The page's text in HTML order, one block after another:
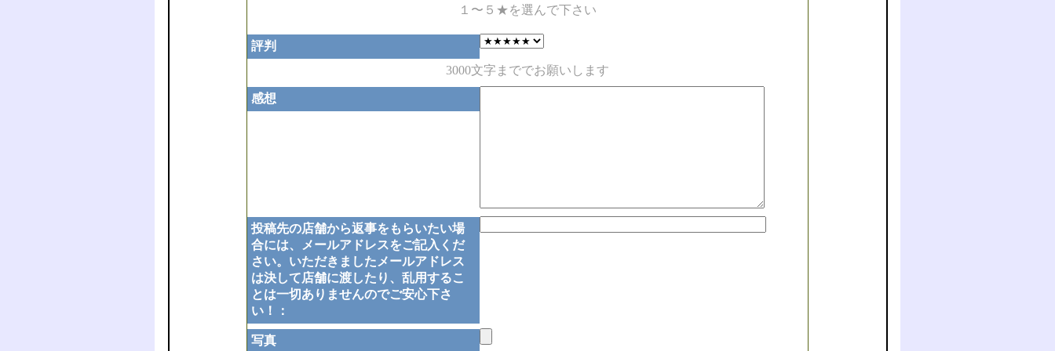
１〜５★を選んで下さい
評判
3000文字まででお願いします
感想
投稿先の店舗から返事をもらいたい場
合には、メールアドレスをご記入くだ
さい。いただきましたメールアドレス
は決して店舗に渡したり、乱用するこ
とは一切ありませんのでご安心下さ
い！：
写真